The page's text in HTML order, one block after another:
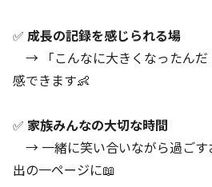
✅ 成長の記録を感じられる場
→ 「こんなに大きくなったんだ
感できます👶
✅ 家族みんなの大切な時間
→ 一緒に笑い合いながら過ごす
出の一ページに📖